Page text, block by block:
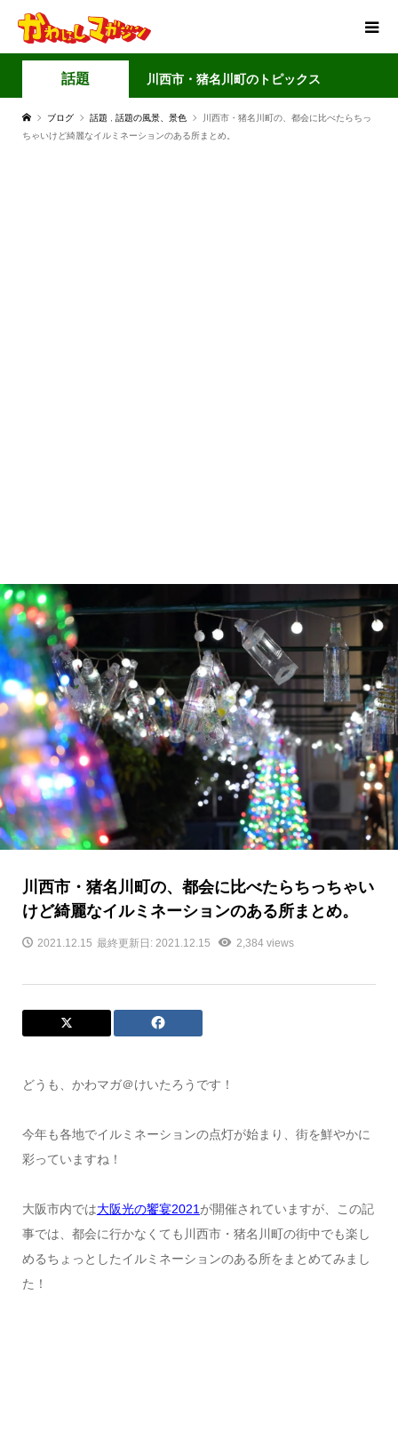
話題 川西市・猪名川町のトピックス
ブログ 話題 話題の風景、景色
川西市・猪名川町の、都会に比べたらちっ
ちゃいけど綺麗なイルミネーションのある所まとめ。
川西市・猪名川町の、都会に比べたらちっちゃい
けど綺麗なイルミネーションのある所まとめ。
2021.12.15 最終更新日: 2021.12.15 2,384 views
どうも、かわマガ＠けいたろうです！
今年も各地でイルミネーションの点灯が始まり、街を鮮やかに
彩っていますね！
大阪市内では大阪光の饗宴2021 が開催されていますが、この記
事では、都会に行かなくても川西市・猪名川町の街中でも楽し
めるちょっとしたイルミネーションのある所をまとめてみまし
た！